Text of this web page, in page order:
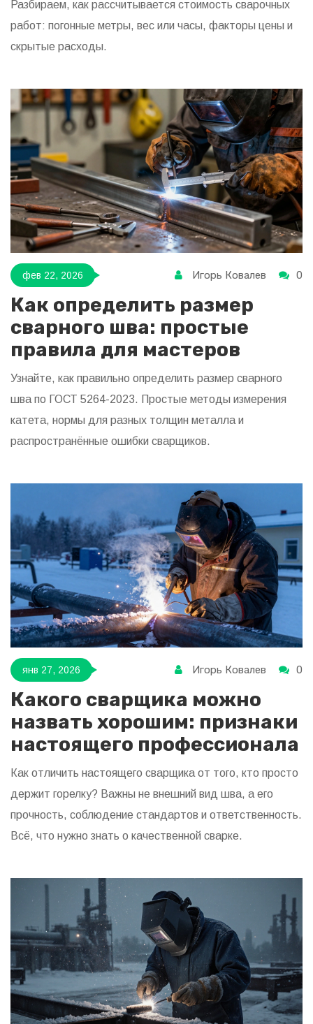
Разбираем, как рассчитывается стоимость сварочных
работ: погонные метры, вес или часы, факторы цены и
скрытые расходы.
фев 22, 2026 Игорь Ковалев 0
Как определить размер
сварного шва: простые
правила для мастеров
Узнайте, как правильно определить размер сварного
шва по ГОСТ 5264-2023. Простые методы измерения
катета, нормы для разных толщин металла и
распространённые ошибки сварщиков.
янв 27, 2026 Игорь Ковалев 0
Какого сварщика можно
назвать хорошим: признаки
настоящего профессионала
Как отличить настоящего сварщика от того, кто просто
держит горелку? Важны не внешний вид шва, а его
прочность, соблюдение стандартов и ответственность.
Всё, что нужно знать о качественной сварке.